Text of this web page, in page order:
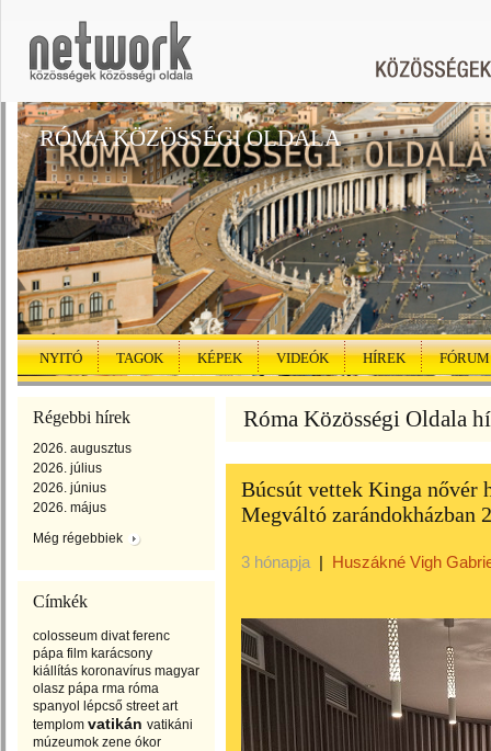
RÓMA KÖZÖSSÉGI OLDALA
NYITÓ TAGOK KÉPEK VIDEÓK HÍREK FÓRUM
Régebbi hírek
2026. augusztus
2026. július
2026. június
2026. május
Még régebbiek
Címkék
colosseum divat ferenc
pápa film karácsony
kiállítás koronavírus magyar
olasz pápa rma róma
spanyol lépcső street art
templom vatikán vatikáni
múzeumok zene ókor
Róma Közösségi Oldala
Búcsút vettek Kinga nővér
Megváltó zarándokházban
3 hónapja | Huszákné Vigh